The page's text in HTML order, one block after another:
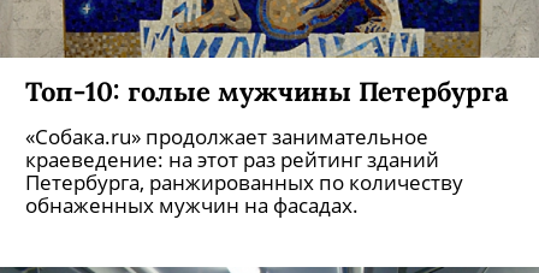
Топ-10: голые мужчины Петербурга
«Собака.ru» продолжает занимательное
краеведение: на этот раз рейтинг зданий
Петербурга, ранжированных по количеству
обнаженных мужчин на фасадах.